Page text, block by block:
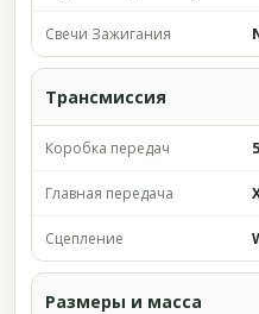
Свечи Зажигания
Трансмиссия
Коробка передач
Главная передача
Сцепление
Размеры и масса